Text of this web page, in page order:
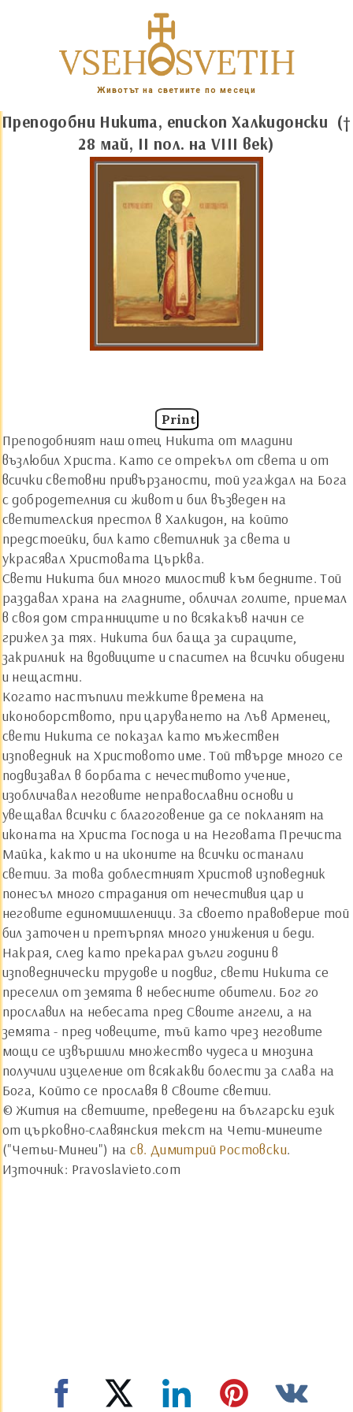
Животът на светиите по месеци
Преподобни Никита, епископ Халкидонски (†
28 май, II пол. на VIII век)
Print
Преподобният наш отец Никита от младини
възлюбил Христа. Като се отрекъл от света и от
всички световни привързаности, той угаждал на Бога
с добродетелния си живот и бил възведен на
светителския престол в Халкидон, на който
предстоейки, бил като светилник за света и
украсявал Христовата Църква.
Свети Никита бил много милостив към бедните. Той
раздавал храна на гладните, обличал голите, приемал
в своя дом странниците и по всякакъв начин се
грижел за тях. Никита бил баща за сираците,
закрилник на вдовиците и спасител на всички обидени
и нещастни.
Когато настъпили тежките времена на
иконоборството, при царуването на Лъв Арменец,
свети Никита се показал като мъжествен
изповедник на Христовото име. Той твърде много се
подвизавал в борбата с нечестивото учение,
изобличавал неговите неправославни основи и
увещавал всички с благоговение да се покланят на
иконата на Христа Господа и на Неговата Пречиста
Майка, както и на иконите на всички останали
светии. За това доблестният Христов изповедник
понесъл много страдания от нечестивия цар и
неговите единомишленици. За своето правоверие той
бил заточен и претърпял много унижения и беди.
Накрая, след като прекарал дълги години в
изповеднически трудове и подвиг, свети Никита се
преселил от земята в небесните обители. Бог го
прославил на небесата пред Своите ангели, а на
земята - пред човеците, тъй като чрез неговите
мощи се извършили множество чудеса и мнозина
получили изцеление от всякакви болести за слава на
Бога, Който се прославя в Своите светии.
© Жития на светиите, преведени на български език
от църковно-славянския текст на Чети-минеите
("Четьи-Минеи") насв. Димитрий Ростовски.
Източник: Pravoslavieto.com